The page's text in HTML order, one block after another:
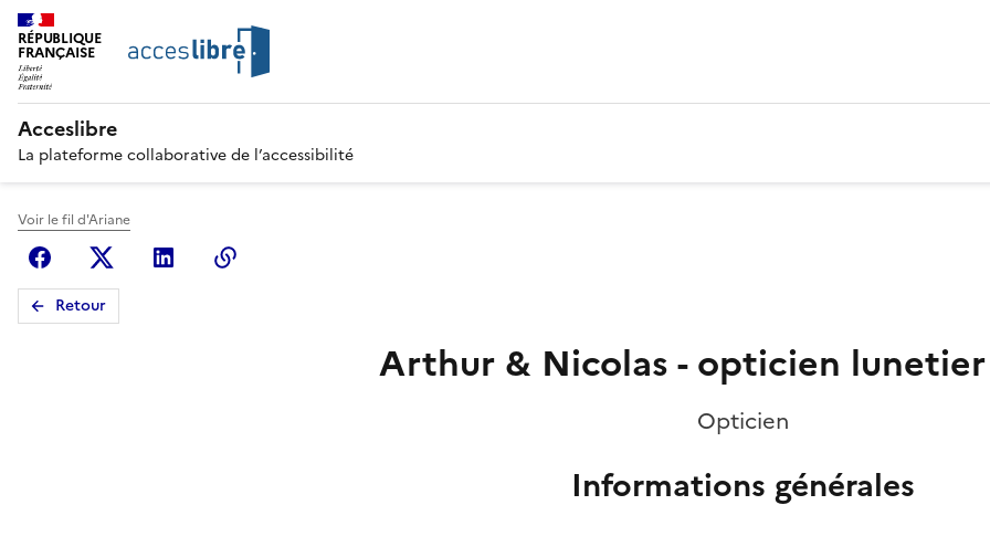
RÉPUBLIQUE
FRANÇAISE
Acceslibre
La plateforme collaborative de l’accessibilité
Voir le fil d'Ariane
FacebookX (anciennement Twitter)
Linkedin
Retour
Arthur & Nicolas - opticien
Opticien
Informations générales